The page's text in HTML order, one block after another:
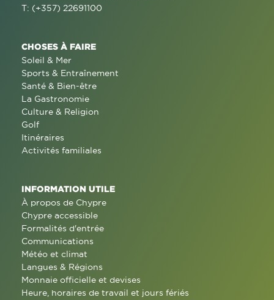
T: (+357) 22691100
CHOSES À FAIRE
Soleil & Mer
Sports & Entraînement
Santé & Bien-être
La Gastronomie
Culture & Religion
Golf
Itinéraires
Activités familiales
INFORMATION UTILE
À propos de Chypre
Chypre accessible
Formalités d'entrée
Communications
Météo et climat
Langues & Régions
Monnaie officielle et devises
Heure, horaires de travail et jours fériés